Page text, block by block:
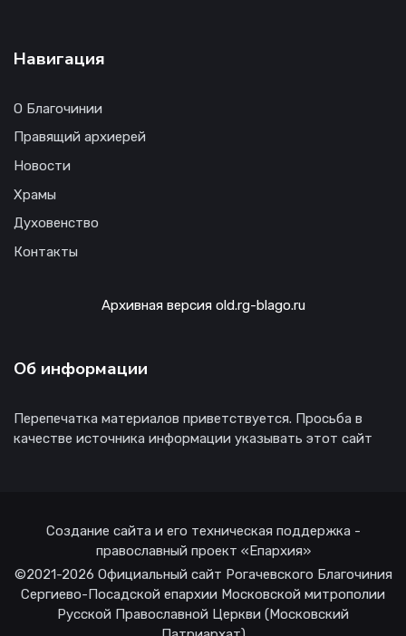
Навигация
О Благочинии
Правящий архиерей
Новости
Храмы
Духовенство
Контакты
Архивная версия old.rg-blago.ru
Об информации
Перепечатка материалов приветствуется. Просьба в
качестве источника информации указывать этот сайт
Создание сайта и его техническая поддержка -
православный проект «Епархия»
©2021-2026 Официальный сайт Рогачевского Благочиния
Сергиево-Посадской епархии Московской митрополии
Русской Православной Церкви (Московский